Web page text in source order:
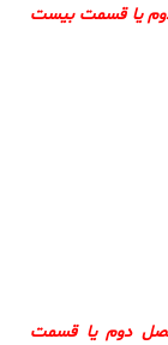
دوم یا قسمت بیست
فصل دوم یا قسمت